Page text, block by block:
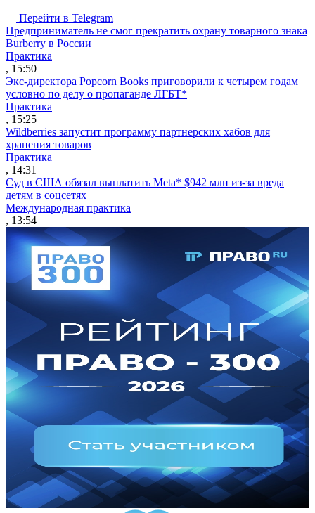
Перейти в Telegram
Предприниматель не смог прекратить охрану товарного знака
Burberry в России
Практика
, 15:50
Экс-директора Popcorn Books приговорили к четырем годам
условно по делу о пропаганде ЛГБТ*
Практика
, 15:25
Wildberries запустит программу партнерских хабов для
хранения товаров
Практика
, 14:31
Суд в США обязал выплатить Meta* $942 млн из-за вреда
детям в соцсетях
Международная практика
, 13:54